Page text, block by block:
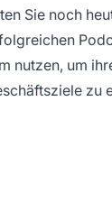
Sie noch
nutzen, um
zu